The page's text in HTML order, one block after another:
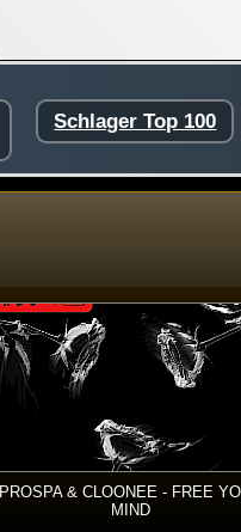
Schlager Top 100
PROSPA & CLOONEE - FREE
MIND